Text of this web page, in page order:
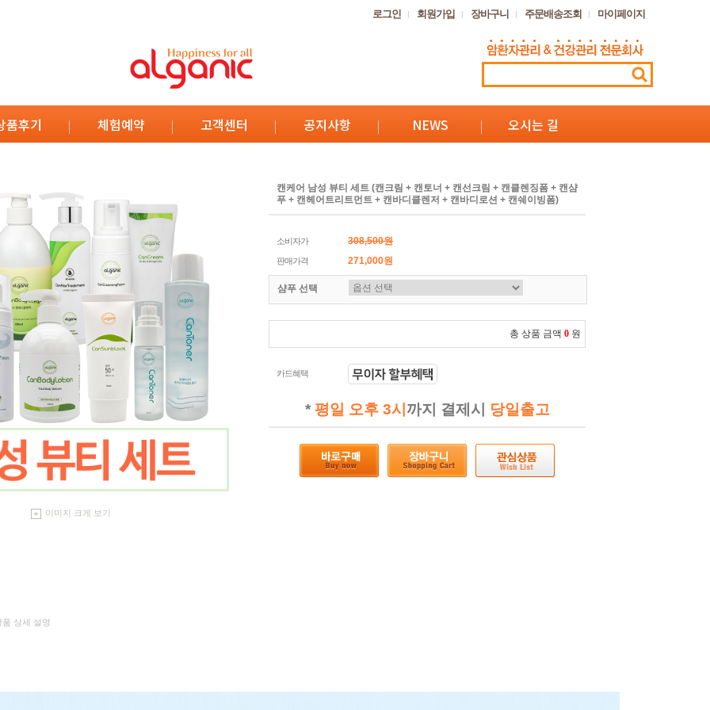
로그인 회원가입 장바구니 주문배송조회 마이페이지
품후기 체험예약 고객센터 공지사항 NEWS 오시는 길
이미지 크게 보기
캔케어 남성 뷰티 세트 (캔크림 + 캔토너 + 캔선크림 + 캔클렌징폼 + 캔샴
푸 + 캔헤어트리트먼트 + 캔바디클렌저 + 캔바디로션 + 캔쉐이빙폼)
소비자가 308,500원
판매가격 271,000원
샴푸 선택
총 상품 금액 0 원
카드혜택
* 평일 오후 3시 까지 결제시 당일출고
품 상세 설명